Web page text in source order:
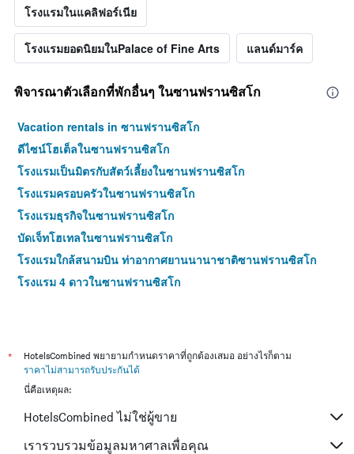
โรงแรมในแคลิฟอร์เนีย
โรงแรมยอดนิยมในPalace of Fine Arts แลนด์มาร์ค
พิจารณาตัวเลือกที่พักอื่นๆ ในซานฟรานซิสโก
Vacation rentals in ซานฟรานซิสโก
ดีไซน์โฮเต็ลในซานฟรานซิสโก
โรงแรมเป็นมิตรกับสัตว์เลี้ยงในซานฟรานซิสโก
โรงแรมครอบครัวในซานฟรานซิสโก
โรงแรมธุรกิจในซานฟรานซิสโก
บัดเจ็ทโฮเทลในซานฟรานซิสโก
โรงแรมใกล้สนามบิน ท่าอากาศยานนานาชาติซานฟรานซิสโก
โรงแรม 4 ดาวในซานฟรานซิสโก
*
HotelsCombined พยายามกำหนดราคาที่ถูกต้องเสมอ อย่างไรก็ตาม
ราคาไม่สามารถรับประกันได้
นี่คือเหตุผล:
HotelsCombined ไม่ใช่ผู้ขาย
เรารวบรวมข้อมูลมหาศาลเพื่อคุณ